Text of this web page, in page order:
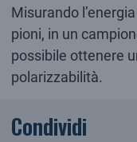
Misurando
pioni, in un
possibile ottenere
polarizzabilità.
Condividi